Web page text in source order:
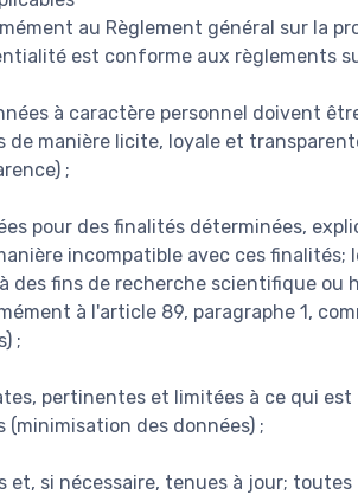
au Règlement général sur la
est conforme aux règlements
à caractère personnel doivent
de manière licite, loyale et
;
pour des finalités déterminées,
incompatible avec ces
des fins de recherche scientifique
à l'article 89, paragraphe 1,
;
pertinentes et limitées à ce qui
(minimisation des données) ;
et, si nécessaire, tenues à jour;